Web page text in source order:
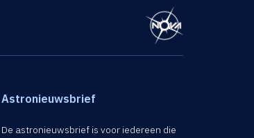
Astronieuwsbrief
De astronieuwsbrief is voor iedereen die